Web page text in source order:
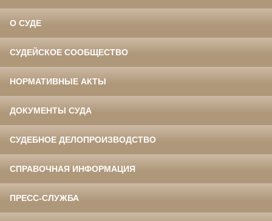
О СУДЕ
СУДЕЙСКОЕ СООБЩЕСТВО
НОРМАТИВНЫЕ АКТЫ
ДОКУМЕНТЫ СУДА
СУДЕБНОЕ ДЕЛОПРОИЗВОДСТВО
СПРАВОЧНАЯ ИНФОРМАЦИЯ
ПРЕСС-СЛУЖБА